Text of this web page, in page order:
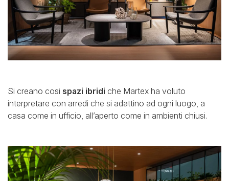
Si creano cosi spazi ibridi che Martex ha voluto
interpretare con arredi che si adattino ad ogni luogo, a
casa come in ufficio, all’aperto come in ambienti chiusi.